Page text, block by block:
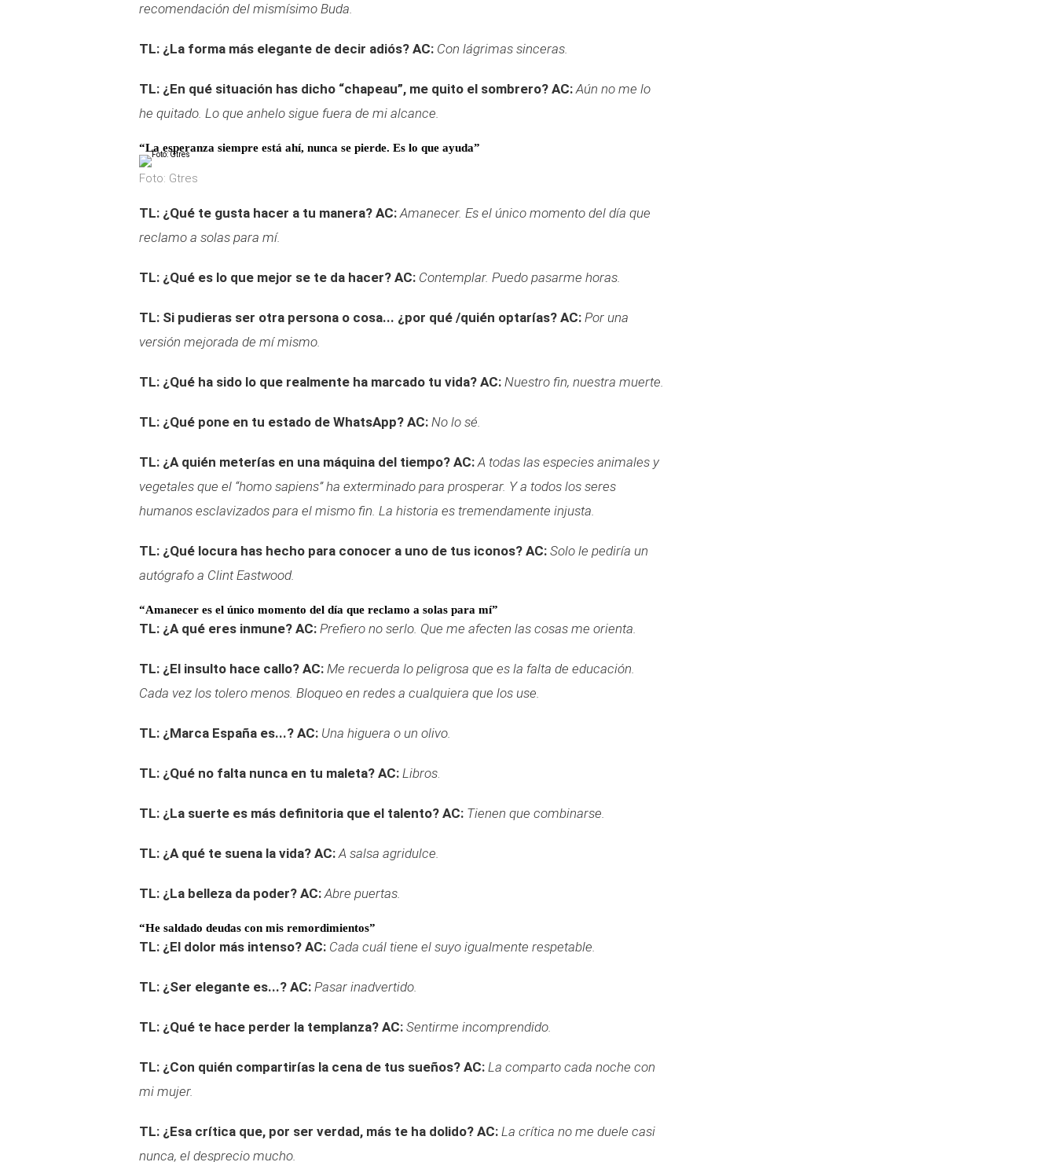
recomendación del mismísimo Buda.
TL: ¿La forma más elegante de decir adiós? AC: Con lágrimas sinceras.
TL: ¿En qué situación has dicho “chapeau”, me quito el sombrero? AC: Aún no me lo
he quitado. Lo que anhelo sigue fuera de mi alcance.
“La esperanza siempre está ahí, nunca se pierde. Es lo que ayuda”
Foto: Gtres
TL: ¿Qué te gusta hacer a tu manera? AC: Amanecer. Es el único momento del día que
reclamo a solas para mí.
TL: ¿Qué es lo que mejor se te da hacer? AC: Contemplar. Puedo pasarme horas.
TL: Si pudieras ser otra persona o cosa... ¿por qué /quién optarías? AC: Por una
versión mejorada de mí mismo.
TL: ¿Qué ha sido lo que realmente ha marcado tu vida? AC: Nuestro fin, nuestra muerte.
TL: ¿Qué pone en tu estado de WhatsApp? AC: No lo sé.
TL: ¿A quién meterías en una máquina del tiempo? AC: A todas las especies animales y
vegetales que el “homo sapiens” ha exterminado para prosperar. Y a todos los seres
humanos esclavizados para el mismo fin. La historia es tremendamente injusta.
TL: ¿Qué locura has hecho para conocer a uno de tus iconos? AC: Solo le pediría un
autógrafo a Clint Eastwood.
“Amanecer es el único momento del día que reclamo a solas para mí”
TL: ¿A qué eres inmune? AC: Prefiero no serlo. Que me afecten las cosas me orienta.
TL: ¿El insulto hace callo? AC: Me recuerda lo peligrosa que es la falta de educación.
Cada vez los tolero menos. Bloqueo en redes a cualquiera que los use.
TL: ¿Marca España es...? AC: Una higuera o un olivo.
TL: ¿Qué no falta nunca en tu maleta? AC: Libros.
TL: ¿La suerte es más definitoria que el talento? AC: Tienen que combinarse.
TL: ¿A qué te suena la vida? AC: A salsa agridulce.
TL: ¿La belleza da poder? AC: Abre puertas.
“He saldado deudas con mis remordimientos”
TL: ¿El dolor más intenso? AC: Cada cuál tiene el suyo igualmente respetable.
TL: ¿Ser elegante es...? AC: Pasar inadvertido.
TL: ¿Qué te hace perder la templanza? AC: Sentirme incomprendido.
TL: ¿Con quién compartirías la cena de tus sueños? AC: La comparto cada noche con
mi mujer.
TL: ¿Esa crítica que, por ser verdad, más te ha dolido? AC: La crítica no me duele casi
nunca, el desprecio mucho.